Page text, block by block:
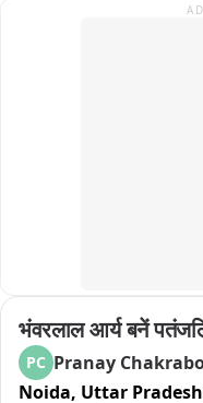
भरतशेठ यांच्यासोबत
भंवरलाल आर्य बनें
PC Pranay
Noida, Uttar